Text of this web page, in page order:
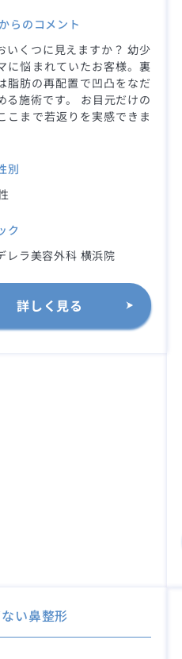
らのコメント
いくつに見えますか？ 幼少
に悩まれていたお客様。裏
脂肪の再配置で凹凸をなだ
る施術です。 お目元だけの
こまで若返りを実感できま
別
ク
レラ美容外科 横浜院
詳しく見る
い鼻整形